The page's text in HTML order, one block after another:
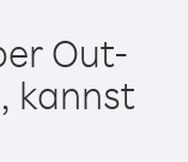
Out-
kannst